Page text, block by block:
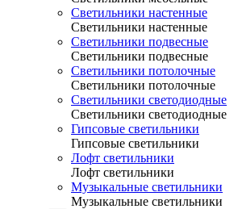
Светильники настенные
Светильники настенные
Светильники подвесные
Светильники подвесные
Светильники потолочные
Светильники потолочные
Светильники светодиодные
Светильники светодиодные
Гипсовые светильники
Гипсовые светильники
Лофт светильники
Лофт светильники
Музыкальные светильники
Музыкальные светильники